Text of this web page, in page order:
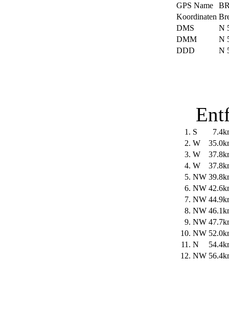
GPS Name
Koordinaten
DMS
N
DMM
N
DDD
N
1. S
2. W
3. W
4. W
5. NW
6. NW
7. NW
8. NW
9. NW
10. NW
11. N
12. NW